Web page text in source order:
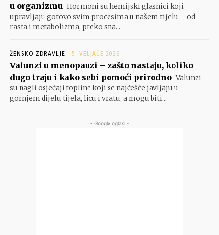
u organizmu Hormoni su hemijski glasnici koji
upravljaju gotovo svim procesima u našem tijelu – od
rasta i metabolizma, preko sna...
ŽENSKO ZDRAVLJE 5. VELJAČE 2026.
Valunzi u menopauzi – zašto nastaju, koliko
dugo traju i kako sebi pomoći prirodno Valunzi
su nagli osjećaji topline koji se najčešće javljaju u
gornjem dijelu tijela, licu i vratu, a mogu biti...
- Google oglasi -